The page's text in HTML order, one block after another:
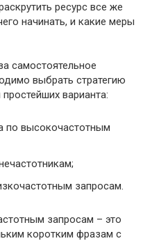
ресурс все же
начинать, и какие меры
самостоятельное
выбрать стратегию
варианта:
по высокочастотным
запросам.
запросам – это
коротким фразам с